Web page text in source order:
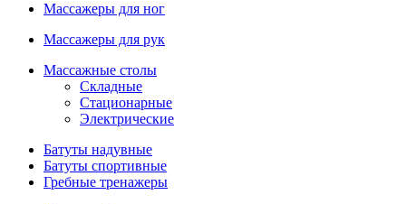
Массажеры для ног
Массажеры для рук
Массажные столы
Складные
Стационарные
Электрические
Батуты надувные
Батуты спортивные
Гребные тренажеры